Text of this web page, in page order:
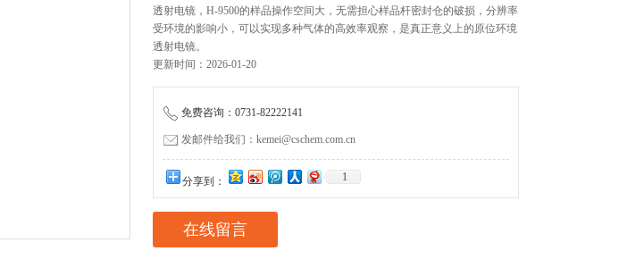
透射电镜，H-9500的样品操作空间大，无需担心样品杆密封仓的破损，分辨率
受环境的影响小，可以实现多种气体的高效率观察，是真正意义上的原位环境
透射电镜。
更新时间：2026-01-20
免费咨询：0731-82222141
发邮件给我们：kemei@cschem.com.cn
分享到： 1
在线留言